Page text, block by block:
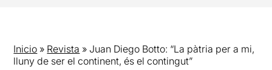
Inicio » Revista » Juan Diego Botto: “La pàtria per a mi,
lluny de ser el continent, és el contingut”